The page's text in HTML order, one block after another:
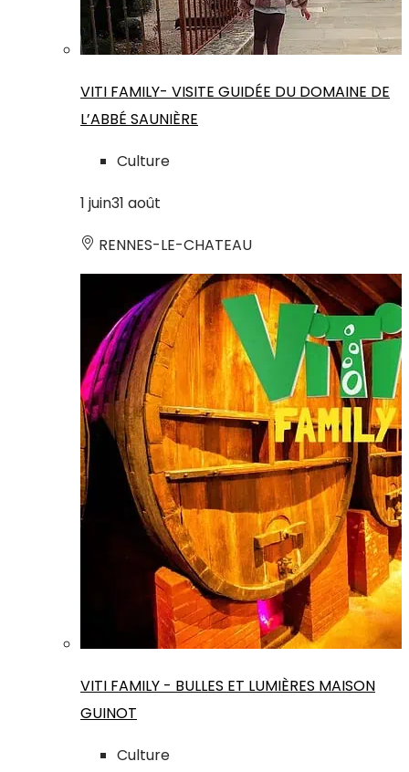
VITI FAMILY- VISITE GUIDÉE DU DOMAINE DE
L’ABBÉ SAUNIÈRE
Culture
1 juin31 août
RENNES-LE-CHATEAU
VITI FAMILY - BULLES ET LUMIÈRES MAISON
GUINOT
Culture